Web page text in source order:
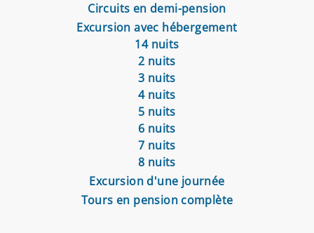
Circuits en demi-pension
Excursion avec hébergement
14 nuits
2 nuits
3 nuits
4 nuits
5 nuits
6 nuits
7 nuits
8 nuits
Excursion d'une journée
Tours en pension complète